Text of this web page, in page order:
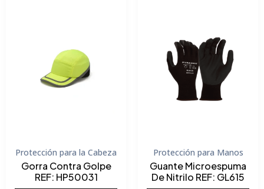
Protección para la Cabeza
Gorra Contra Golpe
REF: HP50031
Protección para Manos
Guante Microespuma
De Nitrilo REF: GL615